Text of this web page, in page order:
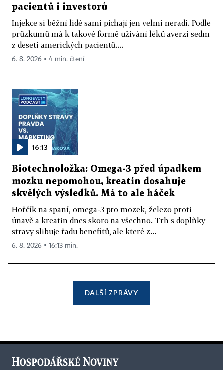
pacientů i investorů
Injekce si běžní lidé sami píchají jen velmi neradi. Podle
průzkumů má k takové formě užívání léků averzi sedm
z deseti amerických pacientů....
6. 8. 2026 ▪ 4 min. čtení
16:13
Biotechnoložka: Omega-3 před úpadkem
mozku nepomohou, kreatin dosahuje
skvělých výsledků. Má to ale háček
Hořčík na spaní, omega-3 pro mozek, železo proti
únavě a kreatin dnes skoro na všechno. Trh s doplňky
stravy slibuje řadu benefitů, ale které z...
6. 8. 2026 ▪ 16:13 min.
DALŠÍ ZPRÁVY